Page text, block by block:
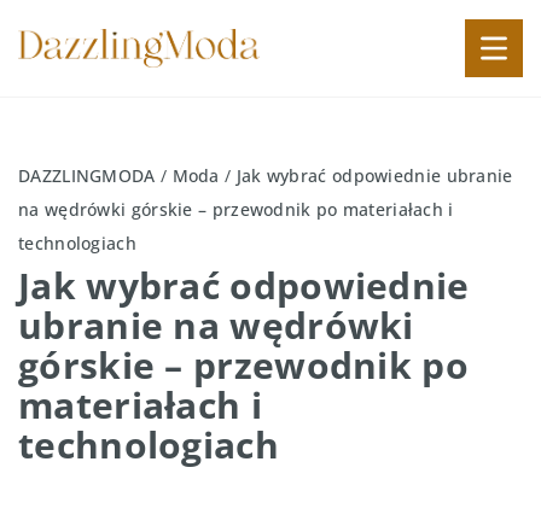
DAZZLINGMODA / Moda / Jak wybrać odpowiednie ubranie
na wędrówki górskie – przewodnik po materiałach i
technologiach
Jak wybrać odpowiednie
ubranie na wędrówki
górskie – przewodnik po
materiałach i
technologiach